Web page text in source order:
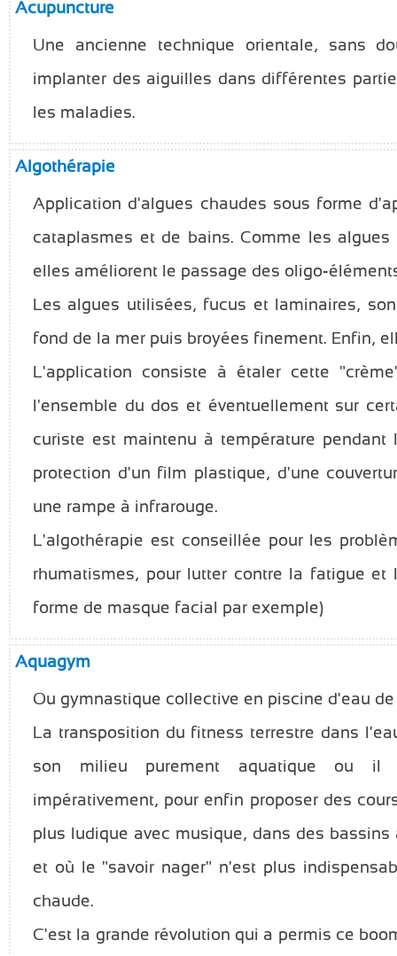
Acupuncture
Une ancienne technique orientale, sans
implanter des aiguilles dans différentes
les maladies.
Algothérapie
Application d'algues chaudes sous forme
cataplasmes et de bains. Comme les
elles améliorent le passage des oligo-
Les algues utilisées, fucus et laminaires,
fond de la mer puis broyées finement. Enfin,
L'application consiste à étaler cette
l'ensemble du dos et éventuellement sur
curiste est maintenu à température
protection d'un film plastique, d'une
une rampe à infrarouge.
L'algothérapie est conseillée pour les
rhumatismes, pour lutter contre la fatigue et
forme de masque facial par exemple)
Aquagym
Ou gymnastique collective en piscine d'eau de
La transposition du fitness terrestre dans
son milieu purement aquatique ou il
impérativement, pour enfin proposer des
plus ludique avec musique, dans des
et où le "savoir nager" n'est plus
chaude.
C'est la grande révolution qui a permis ce